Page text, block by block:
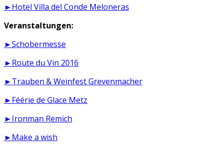
►Hotel Villa del Conde Meloneras
Veranstaltungen:
►Schobermesse
►Route du Vin 2016
►Trauben & Weinfest Grevenmacher
►Féérie de Glace Metz
►Ironman Remich
►Make a wish